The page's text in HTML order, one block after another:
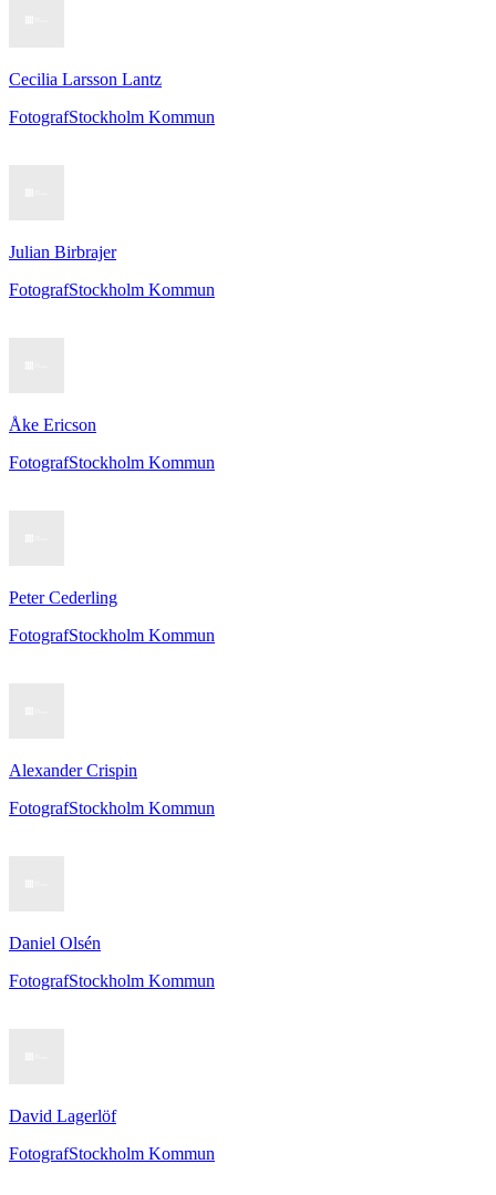
Cecilia Larsson Lantz
FotografStockholm Kommun
Julian Birbrajer
FotografStockholm Kommun
Åke Ericson
FotografStockholm Kommun
Peter Cederling
FotografStockholm Kommun
Alexander Crispin
FotografStockholm Kommun
Daniel Olsén
FotografStockholm Kommun
David Lagerlöf
FotografStockholm Kommun